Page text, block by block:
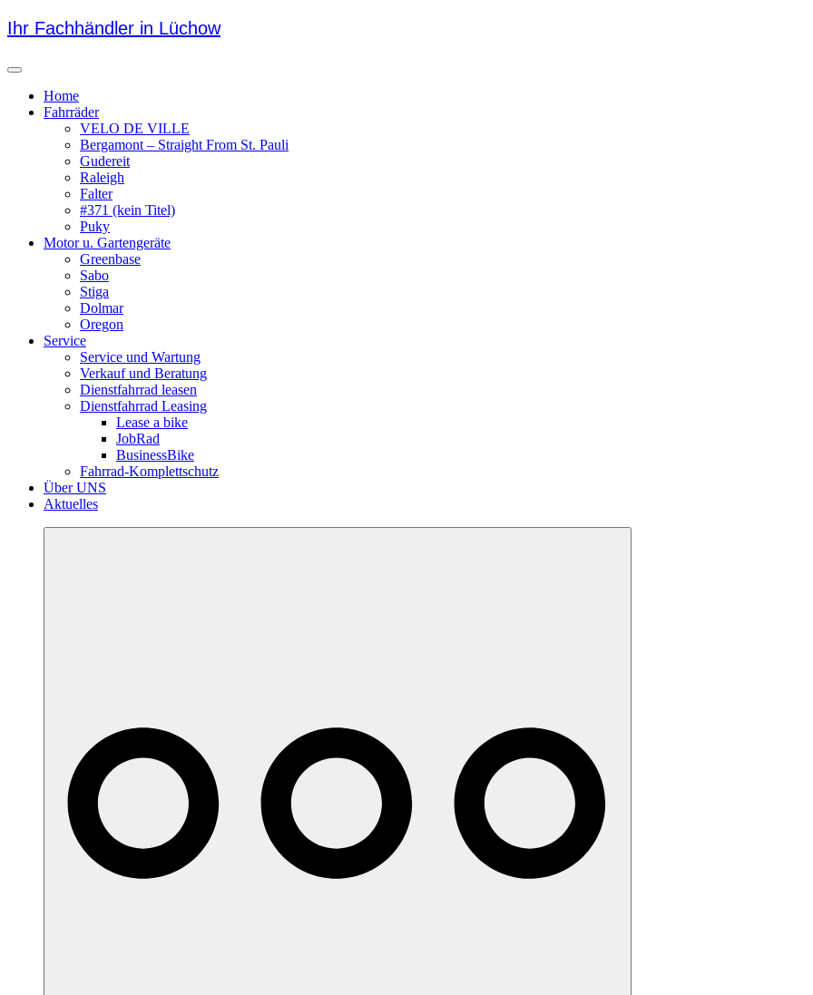
Skip
to
Ihr Fachhändler in Lüchow
Menu
Home
Fahrräder
VELO DE VILLE
Bergamont – Straight From St. Pauli
Gudereit
Raleigh
Falter
#371 (kein Titel)
Puky
Motor u. Gartengeräte
Greenbase
Sabo
Stiga
Dolmar
Oregon
Service
Service und Wartung
Verkauf und Beratung
Dienstfahrrad leasen
Dienstfahrrad Leasing
Lease a bike
JobRad
BusinessBike
Fahrrad-Komplettschutz
Über UNS
Aktuelles